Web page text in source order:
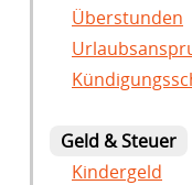
Überstunden
Geld & Steuer
Kindergeld